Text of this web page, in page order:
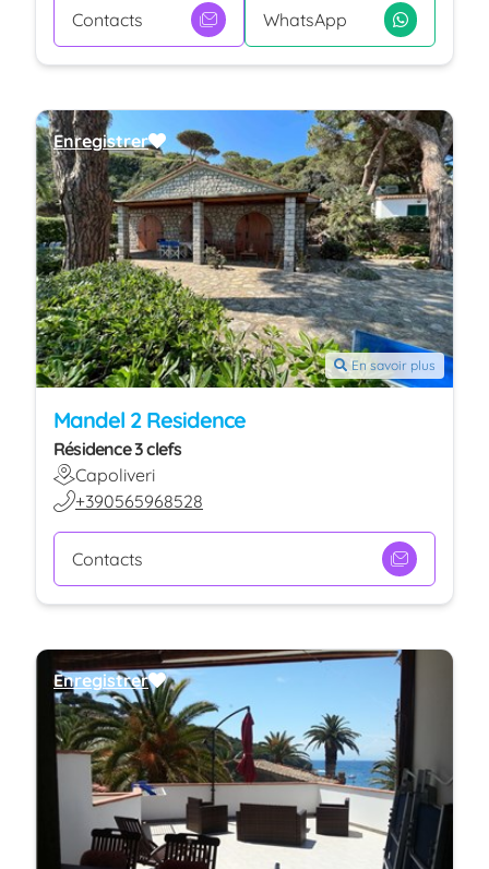
Contacts WhatsApp
En savoir plus
Mandel 2 Residence
Résidence 3 clefs
Capoliveri
+390565968528
Contacts
Enregistrer
Enregistrer